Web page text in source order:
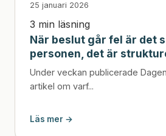
25 januari 2026
3 min läsning
När beslut går fel är det
personen, det är
Under veckan publicerade
artikel om varf...
Läs mer →